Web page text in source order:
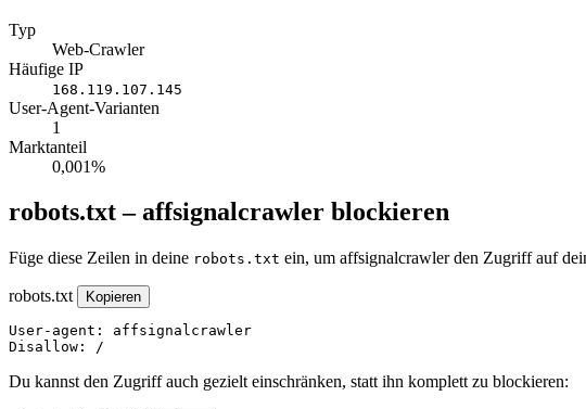
Typ
Web-Crawler
Häufige IP
168.119.107.145
User-Agent-Varianten
1
Marktanteil
0,001%
robots.txt – affsignalcrawler blockieren
Füge diese Zeilen in deine robots.txt ein, um affsignalcrawler den Zugriff auf
robots.txt Kopieren
User-agent: affsignalcrawler
Disallow: /
Du kannst den Zugriff auch gezielt einschränken, statt ihn komplett zu blockieren: